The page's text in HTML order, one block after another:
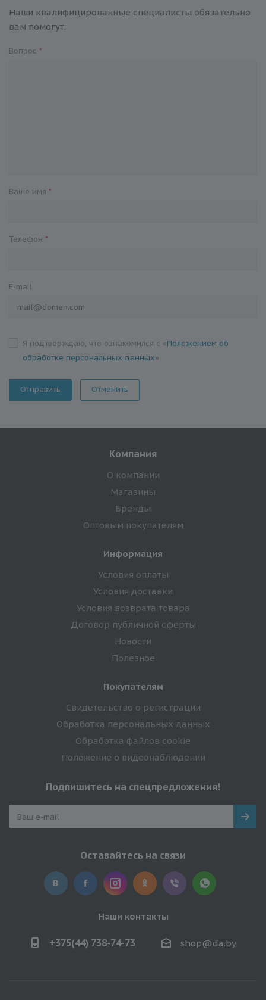
Наши квалифицированные специалисты обязательно
вам помогут.
Вопрос *
Ваше имя *
Телефон *
E-mail
Я подтверждаю, что ознакомился с «Положением об
обработке персональных данных»
Отменить
Компания
О компании
Магазины
Бренды
Оптовым покупателям
Информация
Условия оплаты
Условия доставки
Условия возврата товара
Договор публичной оферты
Новости
Полезное
Покупателям
Свидетельство о регистрации
Обработка персональных данных
Обработка файлов cookie
Положение о видеонаблюдении
Подпишитесь на спецпредложения!
Оставайтесь на связи
Наши контакты
+375(44) 738-74-73 shop@da.by